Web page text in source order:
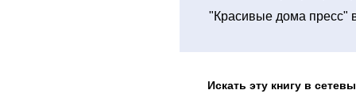
"Красивые дома пресс"
Искать эту книгу в